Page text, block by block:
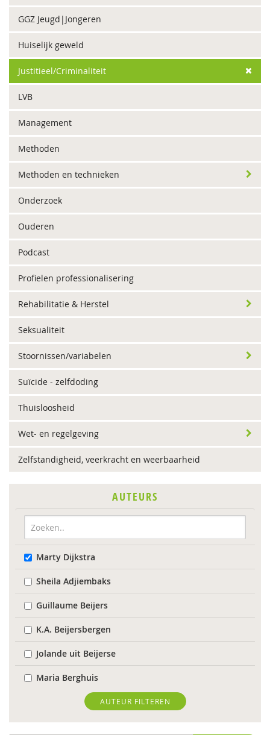
GGZ Jeugd|Jongeren
Huiselijk geweld
Justitieel/Criminaliteit
LVB
Management
Methoden
Methoden en technieken
Onderzoek
Ouderen
Podcast
Profielen professionalisering
Rehabilitatie & Herstel
Seksualiteit
Stoornissen/variabelen
Suïcide - zelfdoding
Thuisloosheid
Wet- en regelgeving
Zelfstandigheid, veerkracht en weerbaarheid
AUTEURS
Marty Dijkstra
Sheila Adjiembaks
Guillaume Beijers
K.A. Beijersbergen
Jolande uit Beijerse
Maria Berghuis
Anne-Mei Blom
Maaike Bolhuis
AUTEUR FILTEREN